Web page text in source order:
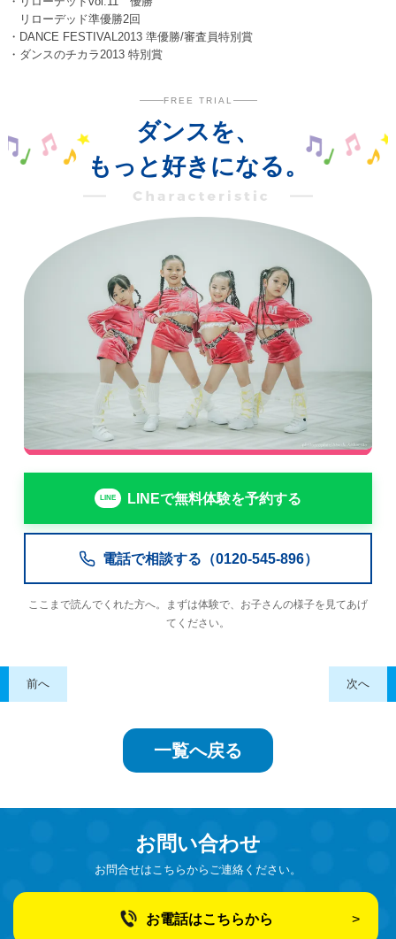
リローデッド準優勝2回
・DANCE FESTIVAL2013 準優勝/審査員特別賞
・ダンスのチカラ2013 特別賞
FREE TRIAL
ダンスを、
もっと好きになる。
LINEで無料体験を予約する
電話で相談する（0120-545-896）
ここまで読んでくれた方へ。まずは体験で、お子さんの様子を見てあげ
てください。
前へ 次へ
一覧へ戻る
お問い合わせ
お問合せはこちらからご連絡ください。
お電話はこちらから